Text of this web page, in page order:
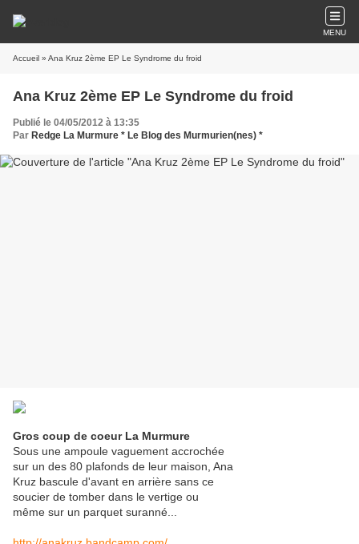
MENU
Accueil » Ana Kruz 2ème EP Le Syndrome du froid
Ana Kruz 2ème EP Le Syndrome du froid
Publié le 04/05/2012 à 13:35
Par Redge La Murmure * Le Blog des Murmurien(nes) *
Gros coup de coeur La Murmure
Sous une ampoule vaguement accrochée
sur un des 80 plafonds de leur maison, Ana
Kruz bascule d'avant en arrière sans ce
soucier de tomber dans le vertige ou
même sur un parquet suranné...